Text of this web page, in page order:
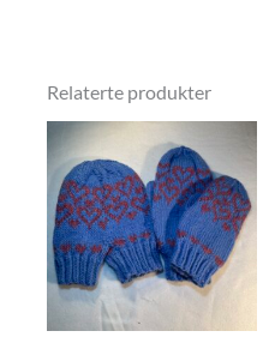
Relaterte produkter